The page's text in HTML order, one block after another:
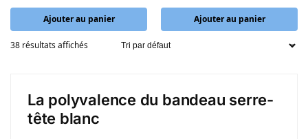
Ajouter au panier Ajouter au panier
38 résultats affichés
La polyvalence du bandeau serre-
tête blanc